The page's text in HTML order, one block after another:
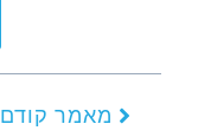
מאמר קודם